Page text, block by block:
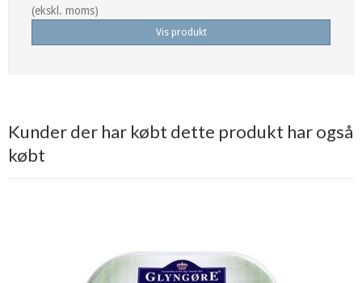
(ekskl. moms)
Vis produkt
Kunder der har købt dette produkt har også
købt